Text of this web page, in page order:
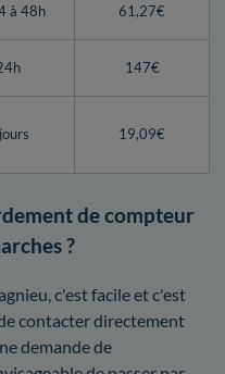
à 48h 61,27€
147€
19,09€
de compteur
?
c'est facile et c'est
contacter directement
demande de